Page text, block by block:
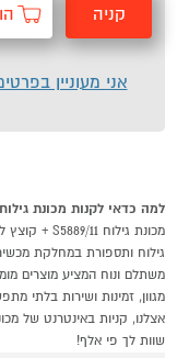
קניה
אני מעוניין
למה כדאי לקנות מכונת גילוח S5889/11 + קוצץ לאף ולאוזניים Philips ב-P1000
מגוון, זמינות ושירות בלתי
שוות לך פי אלף!